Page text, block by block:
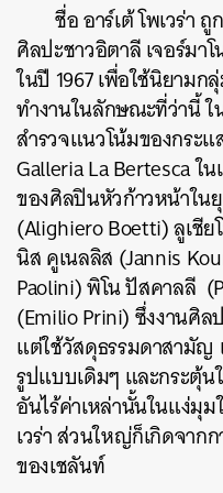
ชื่อ อาร์เต้ โพเวร่า
ศิลปะชาวอิตาลี เจอร์มา
ในปี 1967 เพื่อใช้นิยาม
ทำงานในลักษณะที่ว่านี้ ใ
สำรวจแนวโน้มของกระ
Galleria La Bertesca ใ
ของศิลปินหัวก้าวหน้าใน
(Alighiero Boetti) ลูเชีย
นิส คูเนลลิส (Jannis
Paolini) พิโน ปัสคาลลี
(Emilio Prini) ซึ่งงานศิ
แต่ใช้วัสดุธรรมดาสามั
รูปแบบเดิมๆ และกระตุ้
อันไร้ค่าเหล่านั้นในแง่มุม
เวร่า ส่วนใหญ่ก็เกิดจา
ของเชลันท์